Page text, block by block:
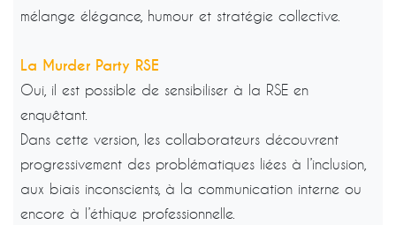
mélange élégance, humour et stratégie collective.
La Murder Party RSE
Oui, il est possible de sensibiliser à la RSE en
enquêtant.
Dans cette version, les collaborateurs découvrent
progressivement des problématiques liées à l’inclusion,
aux biais inconscients, à la communication interne ou
encore à l’éthique professionnelle.